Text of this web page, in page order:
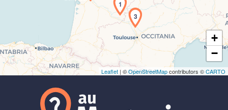
1
3
+
−
Leaflet | ©OpenStreetMapcontributors ©CARTO